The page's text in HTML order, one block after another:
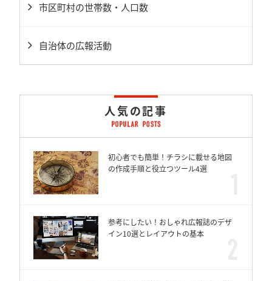
市区町村の世帯数・人口数
自治体の広報活動
人気の記事
初心者でも簡単！チラシに載せる地図
の作成手順と役立つツール4選
参考にしたい！おしゃれ広報誌のデザ
イン10選とレイアウトの基本